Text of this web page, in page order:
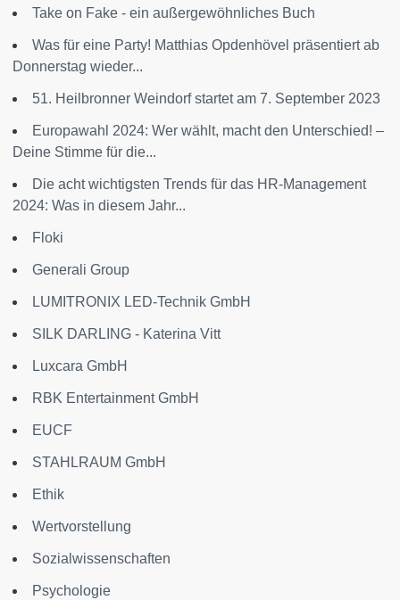
Take on Fake - ein außergewöhnliches Buch
Was für eine Party! Matthias Opdenhövel präsentiert ab
Donnerstag wieder...
51. Heilbronner Weindorf startet am 7. September 2023
Europawahl 2024: Wer wählt, macht den Unterschied! –
Deine Stimme für die...
Die acht wichtigsten Trends für das HR-Management
2024: Was in diesem Jahr...
Floki
Generali Group
LUMITRONIX LED-Technik GmbH
SILK DARLING - Katerina Vitt
Luxcara GmbH
RBK Entertainment GmbH
EUCF
STAHLRAUM GmbH
Ethik
Wertvorstellung
Sozialwissenschaften
Psychologie